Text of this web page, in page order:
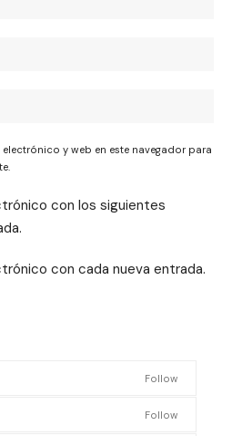
y web en este navegador para
con los siguientes
con cada nueva entrada.
Follow
Follow